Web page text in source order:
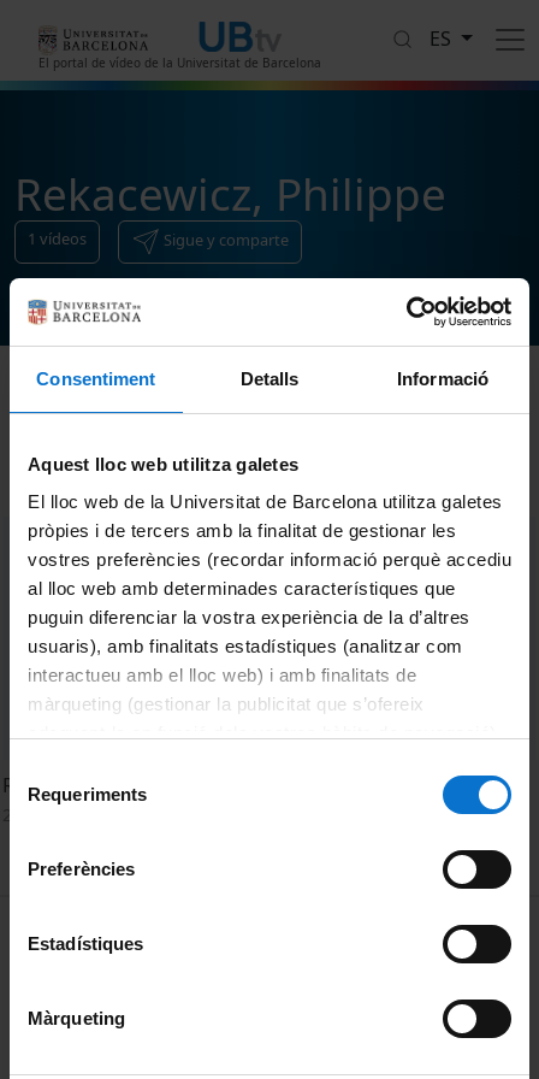
Consentiment Detalls Informació
Aquest lloc web utilitza galetes
El lloc web de la Universitat de Barcelona utilitza galetes
pròpies i de tercers amb la finalitat de gestionar les
vostres preferències (recordar informació perquè accediu
al lloc web amb determinades característiques que
puguin diferenciar la vostra experiència de la d’altres
usuaris), amb finalitats estadístiques (analitzar com
interactueu amb el lloc web) i amb finalitats de
màrqueting (gestionar la publicitat que s’ofereix
consultar laPolítica de galetes del lloc web de la
Requeriments
Preferències
Estadístiques
Màrqueting
El portal de vídeo de la Universitat de Barcelona
ES
Rekacewicz, Philippe
1 vídeos Sigue y comparte
Ordenar
Radical Mapping Seminar with Philippe Rekacewicz
MENÚ PEU 1
Política de Cookies
Privacidad y términos